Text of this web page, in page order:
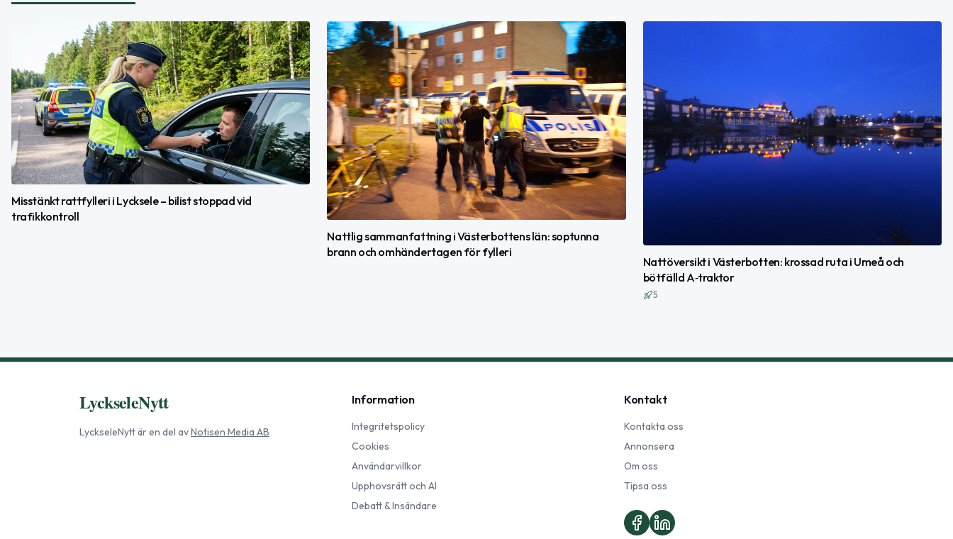
Misstänkt rattfylleri i Lycksele – bilist stoppad vid
trafikkontroll
Nattlig sammanfattning i Västerbottens län: soptunna
brann och omhändertagen för fylleri
Nattöversikt i Västerbotten: krossad ruta i Umeå och
bötfälld A‑traktor
5
LyckseleNytt
LyckseleNyttär en del avNotisen Media AB
Information
Integritetspolicy
Cookies
Användarvillkor
Upphovsrätt och AI
Debatt & Insändare
Kontakt
Kontakta oss
Annonsera
Om oss
Tipsa oss